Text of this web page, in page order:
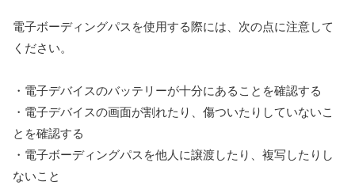
電子ボーディングパスを使用する際には、次の点に注意して
ください。
・電子デバイスのバッテリーが十分にあることを確認する
・電子デバイスの画面が割れたり、傷ついたりしていないこ
とを確認する
・電子ボーディングパスを他人に譲渡したり、複写したりし
ないこと